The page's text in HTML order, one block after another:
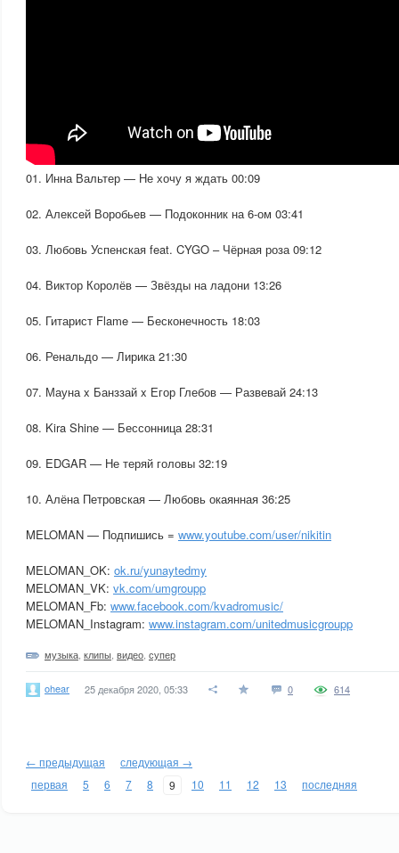
01. Инна Вальтер — Не хочу я ждать 00:09
02. Алексей Воробьев — Подоконник на 6-ом 03:41
03. Любовь Успенская feat. CYGO – Чёрная роза 09:12
04. Виктор Королёв — Звёзды на ладони 13:26
05. Гитарист Flame — Бесконечность 18:03
06. Ренальдо — Лирика 21:30
07. Мауна x Банззай x Егор Глебов — Развевай 24:13
08. Kira Shine — Бессонница 28:31
09. EDGAR — Не теряй головы 32:19
10. Алёна Петровская — Любовь окаянная 36:25
MELOMAN — Подпишись = www.youtube.com/user/nikitin
MELOMAN_OK: ok.ru/yunaytedmy
MELOMAN_VK: vk.com/umgroupp
MELOMAN_Fb: www.facebook.com/kvadromusic/
MELOMAN_Instagram: www.instagram.com/unitedmusicgroupp
музыка клипы видео супер
ohear 25 декабря 2020, 05:33 0 614
← предыдущая
следующая →
первая
5 6 7 8 9 10 11 12 13 последняя